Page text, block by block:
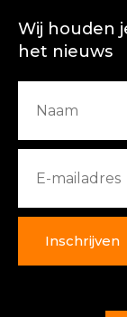
Wij houden
het nieuws
Inschrijven